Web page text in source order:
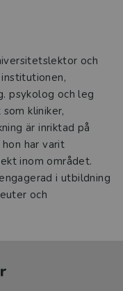
och
psykolog och leg
kliniker,
är inriktad på
har varit
inom området.
i utbildning
och